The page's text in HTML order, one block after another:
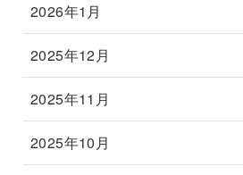
2026年1月
2025年12月
2025年11月
2025年10月